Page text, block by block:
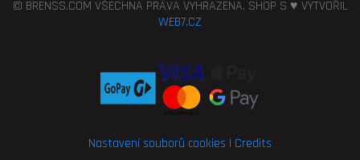
© BRENSS.COM VŠECHNA PRÁVA VYHRAZENA. SHOP S ♥ VYTVOŘIL
WEB7.CZ
Nastavení souborů cookies | Credits